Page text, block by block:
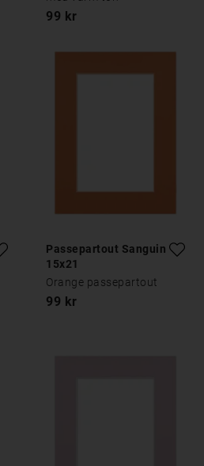
99 kr
Passepartout Sanguine
15x21
Orange passepartout
99 kr